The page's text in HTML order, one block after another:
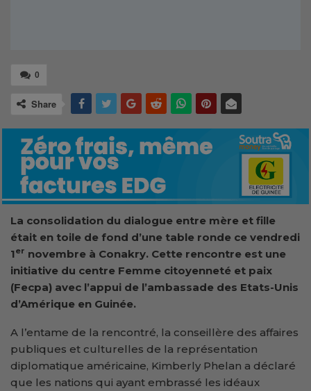
0
Share
La consolidation du dialogue entre mère et fille
était en toile de fond d’une table ronde ce vendredi
1er novembre à Conakry. Cette rencontre est une
initiative du centre Femme citoyenneté et paix
(Fecpa) avec l’appui de l’ambassade des Etats-Unis
d’Amérique en Guinée.
A l’entame de la rencontré, la conseillère des affaires
publiques et culturelles de la représentation
diplomatique américaine, Kimberly Phelan a déclaré
que les nations qui ayant embrassé les idéaux